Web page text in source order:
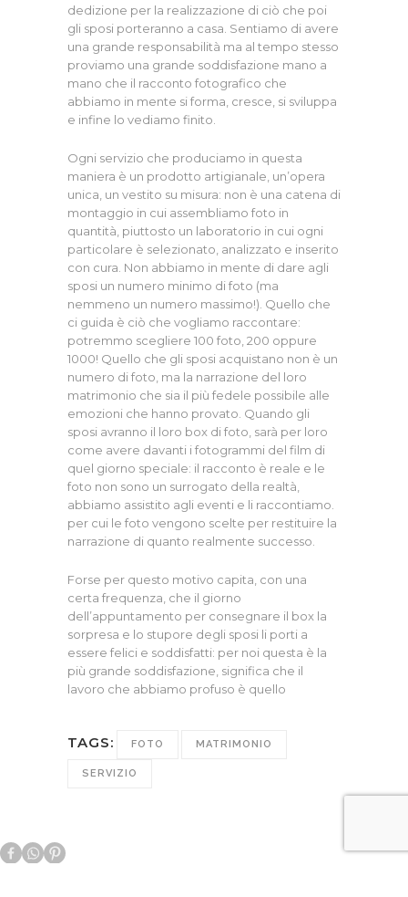
dedizione per la realizzazione di ciò che poi
gli sposi porteranno a casa. Sentiamo di avere
una grande responsabilità ma al tempo stesso
proviamo una grande soddisfazione mano a
mano che il racconto fotografico che
abbiamo in mente si forma, cresce, si sviluppa
e infine lo vediamo finito.
Ogni servizio che produciamo in questa
maniera è un prodotto artigianale, un’opera
unica, un vestito su misura: non è una catena di
montaggio in cui assembliamo foto in
quantità, piuttosto un laboratorio in cui ogni
particolare è selezionato, analizzato e inserito
con cura. Non abbiamo in mente di dare agli
sposi un numero minimo di foto (ma
nemmeno un numero massimo!). Quello che
ci guida è ciò che vogliamo raccontare:
potremmo scegliere 100 foto, 200 oppure
1000! Quello che gli sposi acquistano non è un
numero di foto, ma la narrazione del loro
matrimonio che sia il più fedele possibile alle
emozioni che hanno provato. Quando gli
sposi avranno il loro box di foto, sarà per loro
come avere davanti i fotogrammi del film di
quel giorno speciale: il racconto è reale e le
foto non sono un surrogato della realtà,
abbiamo assistito agli eventi e li raccontiamo.
per cui le foto vengono scelte per restituire la
narrazione di quanto realmente successo.
Forse per questo motivo capita, con una
certa frequenza, che il giorno
dell’appuntamento per consegnare il box la
sorpresa e lo stupore degli sposi li porti a
essere felici e soddisfatti: per noi questa è la
più grande soddisfazione, significa che il
lavoro che abbiamo profuso è quello
TAGS: FOTO MATRIMONIO
SERVIZIO